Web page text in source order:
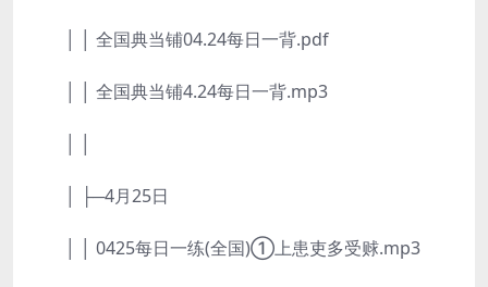
│ │ 全国典当铺04.24每日一背.pdf
│ │ 全国典当铺4.24每日一背.mp3
│ ├─4月25日
│ │ 0425每日一练(全国)①上患吏多受赇.mp3